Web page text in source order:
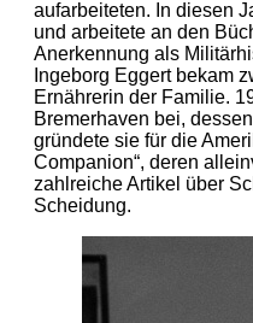
aufarbeiteten. In diesen
und arbeitete an den
Anerkennung als
Ingeborg Eggert bekam
Ernährerin der Familie.
Bremerhaven bei,
gründete sie für die
Companion“, deren
zahlreiche Artikel über
Scheidung.